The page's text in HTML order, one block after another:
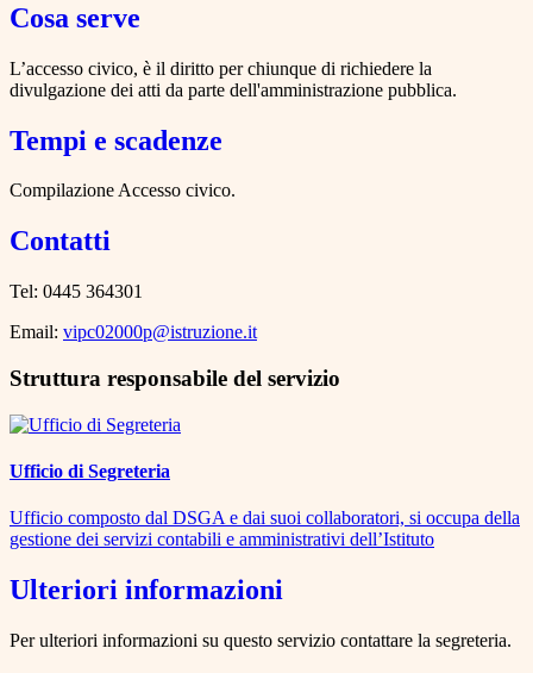
Cosa serve
L’accesso civico, è il diritto per chiunque di richiedere la
divulgazione dei atti da parte dell'amministrazione pubblica.
Tempi e scadenze
Compilazione Accesso civico.
Contatti
Tel: 0445 364301
Email: vipc02000p@istruzione.it
Struttura responsabile del servizio
Ufficio di Segreteria
Ufficio composto dal DSGA e dai suoi collaboratori, si occupa della
gestione dei servizi contabili e amministrativi dell’Istituto
Ulteriori informazioni
Per ulteriori informazioni su questo servizio contattare la segreteria.